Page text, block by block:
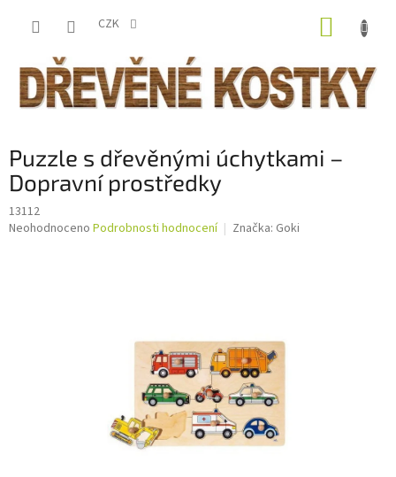
CZK
Puzzle s dřevěnými úchytkami –
Dopravní prostředky
13112
Průměrné
Neohodnoceno Podrobnosti hodnocení Značka: Goki